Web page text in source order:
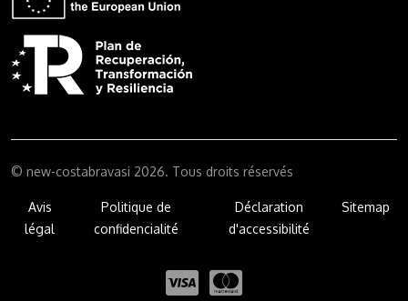
© new-costabravasi 2026. Tous droits réservés
Avis
légal
Politique de
confidencialité
Déclaration
d'accessibilité
Sitemap